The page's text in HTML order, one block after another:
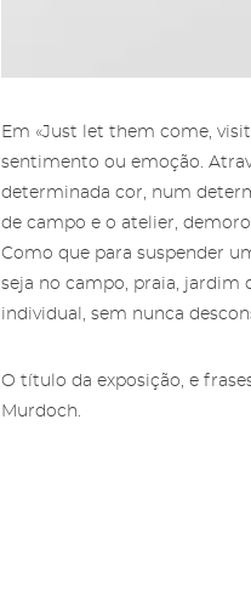
Em «Just let them come,
sentimento ou emoção.
determinada cor, num
de campo e o atelier,
Como que para suspender
seja no campo, praia, jardim
individual, sem nunca
O título da exposição, e
Murdoch.